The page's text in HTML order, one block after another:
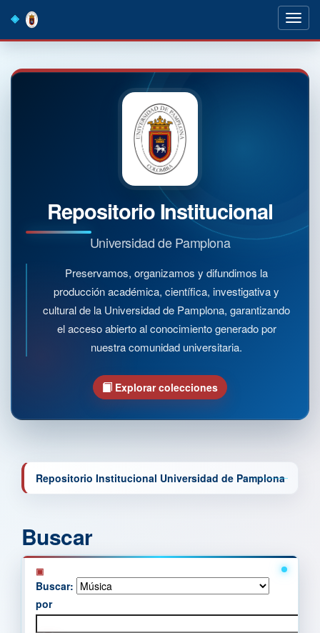
navigation
Repositorio Institucional
Universidad de Pamplona
Preservamos, organizamos y difundimos la
producción académica, científica, investigativa y
cultural de la Universidad de Pamplona, garantizando
el acceso abierto al conocimiento generado por
nuestra comunidad universitaria.
Explorar colecciones
Repositorio Institucional Universidad de Pamplona
Buscar
Buscar:
por